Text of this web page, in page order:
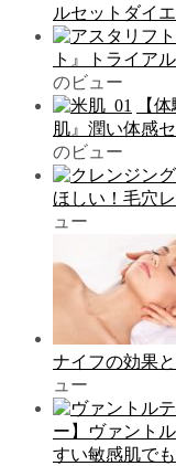
ルセットダイ
ト』トライア
のビュー
【
肌』潤い体感
のビュー
ほしい！毛穴
ュー
ナイフの効果
ュー
ー】ヴァント
すい敏感肌で